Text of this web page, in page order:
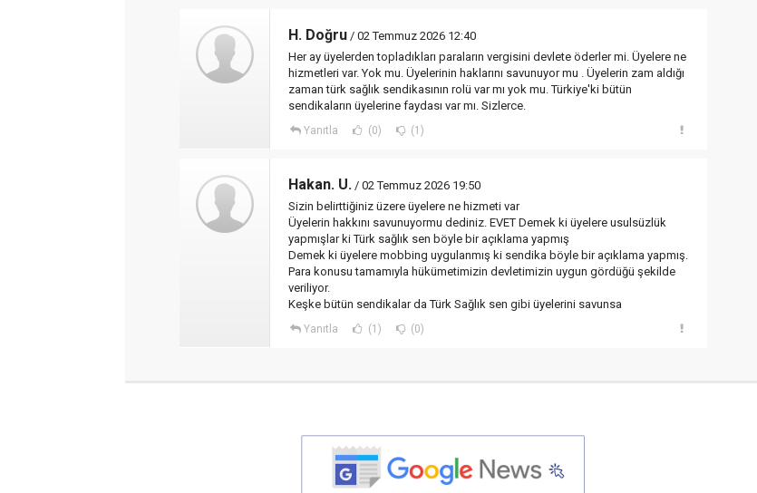
H. Doğru / 02 Temmuz 2026 12:40
Her ay üyelerden topladıkları paraların vergisini devlete öderler mi. Üyelere ne
hizmetleri var. Yok mu. Üyelerinin haklarını savunuyor mu . Üyelerin zam aldığı
zaman türk sağlık sendikasının rolü var mı yok mu. Türkiye'ki bütün
sendikaların üyelerine faydası var mı. Sizlerce.
Yanıtla (0) (1)
Hakan. U. / 02 Temmuz 2026 19:50
Sizin belirttiğiniz üzere üyelere ne hizmeti var
Üyelerin hakkını savunuyormu dediniz. EVET Demek ki üyelere usulsüzlük
yapmışlar ki Türk sağlık sen böyle bir açıklama yapmış
Demek ki üyelere mobbing uygulanmış ki sendika böyle bir açıklama yapmış.
Para konusu tamamıyla hükümetimizin devletimizin uygun gördüğü şekilde
veriliyor.
Keşke bütün sendikalar da Türk Sağlık sen gibi üyelerini savunsa
Yanıtla (1) (0)